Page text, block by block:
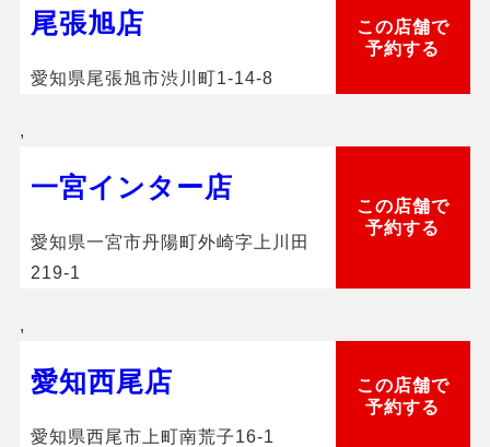
尾張旭店
この店舗で
予約する
愛知県尾張旭市渋川町1-14-8
,
一宮インター店
この店舗で
予約する
愛知県一宮市丹陽町外崎字上川田
219-1
,
愛知西尾店
この店舗で
予約する
愛知県西尾市上町南荒子16-1